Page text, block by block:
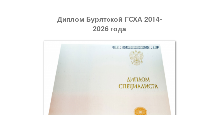
Диплом Бурятской ГСХА 2014-
2026 года